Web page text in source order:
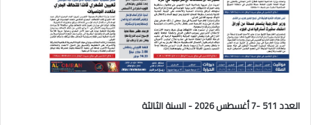
العدد 511 -7 أغسطس 2026 - السنة الثالثة